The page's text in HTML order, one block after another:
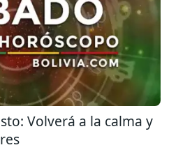
Volverá a la calma y